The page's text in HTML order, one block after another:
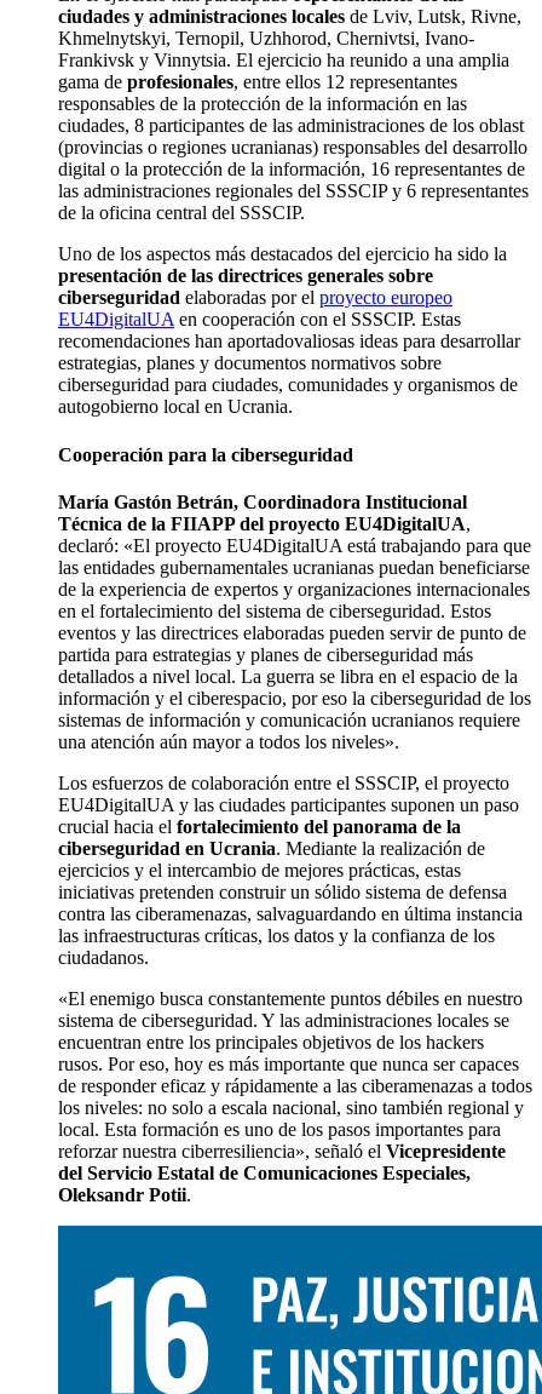
ciudades y administraciones locales de Lviv, Lutsk, Rivne,
Khmelnytskyi, Ternopil, Uzhhorod, Chernivtsi, Ivano-
Frankivsk y Vinnytsia. El ejercicio ha reunido a una amplia
gama de profesionales, entre ellos 12 representantes
responsables de la protección de la información en las
ciudades, 8 participantes de las administraciones de los oblast
(provincias o regiones ucranianas) responsables del desarrollo
digital o la protección de la información, 16 representantes de
las administraciones regionales del SSSCIP y 6 representantes
de la oficina central del SSSCIP.
Uno de los aspectos más destacados del ejercicio ha sido la
presentación de las directrices generales sobre
ciberseguridad elaboradas por el proyecto europeo
EU4DigitalUA en cooperación con el SSSCIP. Estas
recomendaciones han aportadovaliosas ideas para desarrollar
estrategias, planes y documentos normativos sobre
ciberseguridad para ciudades, comunidades y organismos de
autogobierno local en Ucrania.
Cooperación para la ciberseguridad
María Gastón Betrán, Coordinadora Institucional
Técnica de la FIIAPP del proyecto EU4DigitalUA,
declaró: «El proyecto EU4DigitalUA está trabajando para que
las entidades gubernamentales ucranianas puedan beneficiarse
de la experiencia de expertos y organizaciones internacionales
en el fortalecimiento del sistema de ciberseguridad. Estos
eventos y las directrices elaboradas pueden servir de punto de
partida para estrategias y planes de ciberseguridad más
detallados a nivel local. La guerra se libra en el espacio de la
información y el ciberespacio, por eso la ciberseguridad de los
sistemas de información y comunicación ucranianos requiere
una atención aún mayor a todos los niveles».
Los esfuerzos de colaboración entre el SSSCIP, el proyecto
EU4DigitalUA y las ciudades participantes suponen un paso
crucial hacia el fortalecimiento del panorama de la
ciberseguridad en Ucrania. Mediante la realización de
ejercicios y el intercambio de mejores prácticas, estas
iniciativas pretenden construir un sólido sistema de defensa
contra las ciberamenazas, salvaguardando en última instancia
las infraestructuras críticas, los datos y la confianza de los
ciudadanos.
«El enemigo busca constantemente puntos débiles en nuestro
sistema de ciberseguridad. Y las administraciones locales se
encuentran entre los principales objetivos de los hackers
rusos. Por eso, hoy es más importante que nunca ser capaces
de responder eficaz y rápidamente a las ciberamenazas a todos
los niveles: no solo a escala nacional, sino también regional y
local. Esta formación es uno de los pasos importantes para
reforzar nuestra ciberresiliencia», señaló el Vicepresidente
del Servicio Estatal de Comunicaciones Especiales,
Oleksandr Potii.